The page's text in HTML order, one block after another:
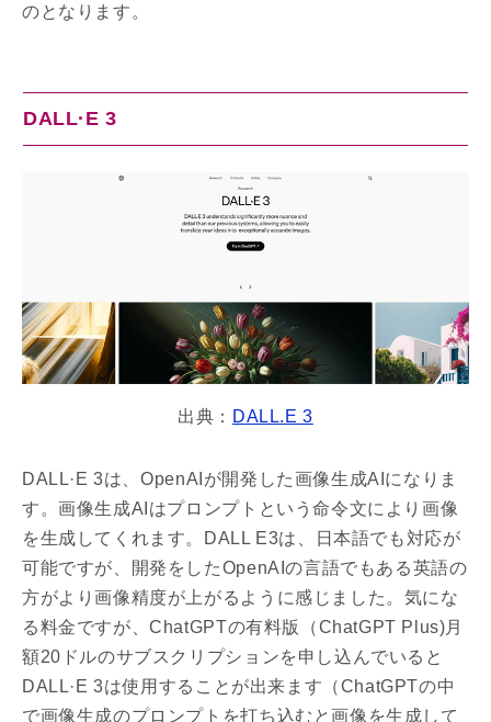
のとなります。
DALL·E 3
出典： DALL.E 3
DALL·E 3は、OpenAIが開発した画像生成AIになりま
す。画像生成AIはプロンプトという命令文により画像
を生成してくれます。DALL E3は、日本語でも対応が
可能ですが、開発をしたOpenAIの言語でもある英語の
方がより画像精度が上がるように感じました。気にな
る料金ですが、ChatGPTの有料版（ChatGPT Plus)月
額20ドルのサブスクリプションを申し込んでいると
DALL·E 3は使用することが出来ます（ChatGPTの中
で画像生成のプロンプトを打ち込むと画像を生成して